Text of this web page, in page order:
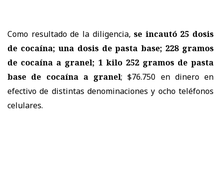
Como resultado de la diligencia,se incautó 25 dosis
de cocaína; una dosis de pasta base; 228 gramos
de cocaína a granel; 1 kilo 252 gramos de pasta
base de cocaína a granel; $76.750 en dinero en
efectivo de distintas denominaciones y ocho teléfonos
celulares.